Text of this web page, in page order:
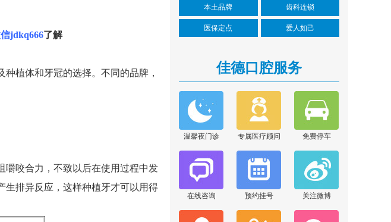
jdkq666了解
植体和牙冠的选择。不同的品牌，
咬合力，不致以后在使用过程中发
生排异反应，这样种植牙才可以用得
本土品牌 齿科连锁
医保定点 爱人如己
佳德口腔服务
温馨夜门诊 专属医疗顾问 免费停车
在线咨询 预约挂号 关注微博
胡亚萍
治疗和残根残冠为特色
的修复...
[详情]
在线咨询
张晓云